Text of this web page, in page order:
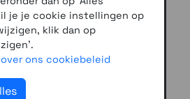
je je cookie instellingen op
klik dan op
ons cookiebeleid